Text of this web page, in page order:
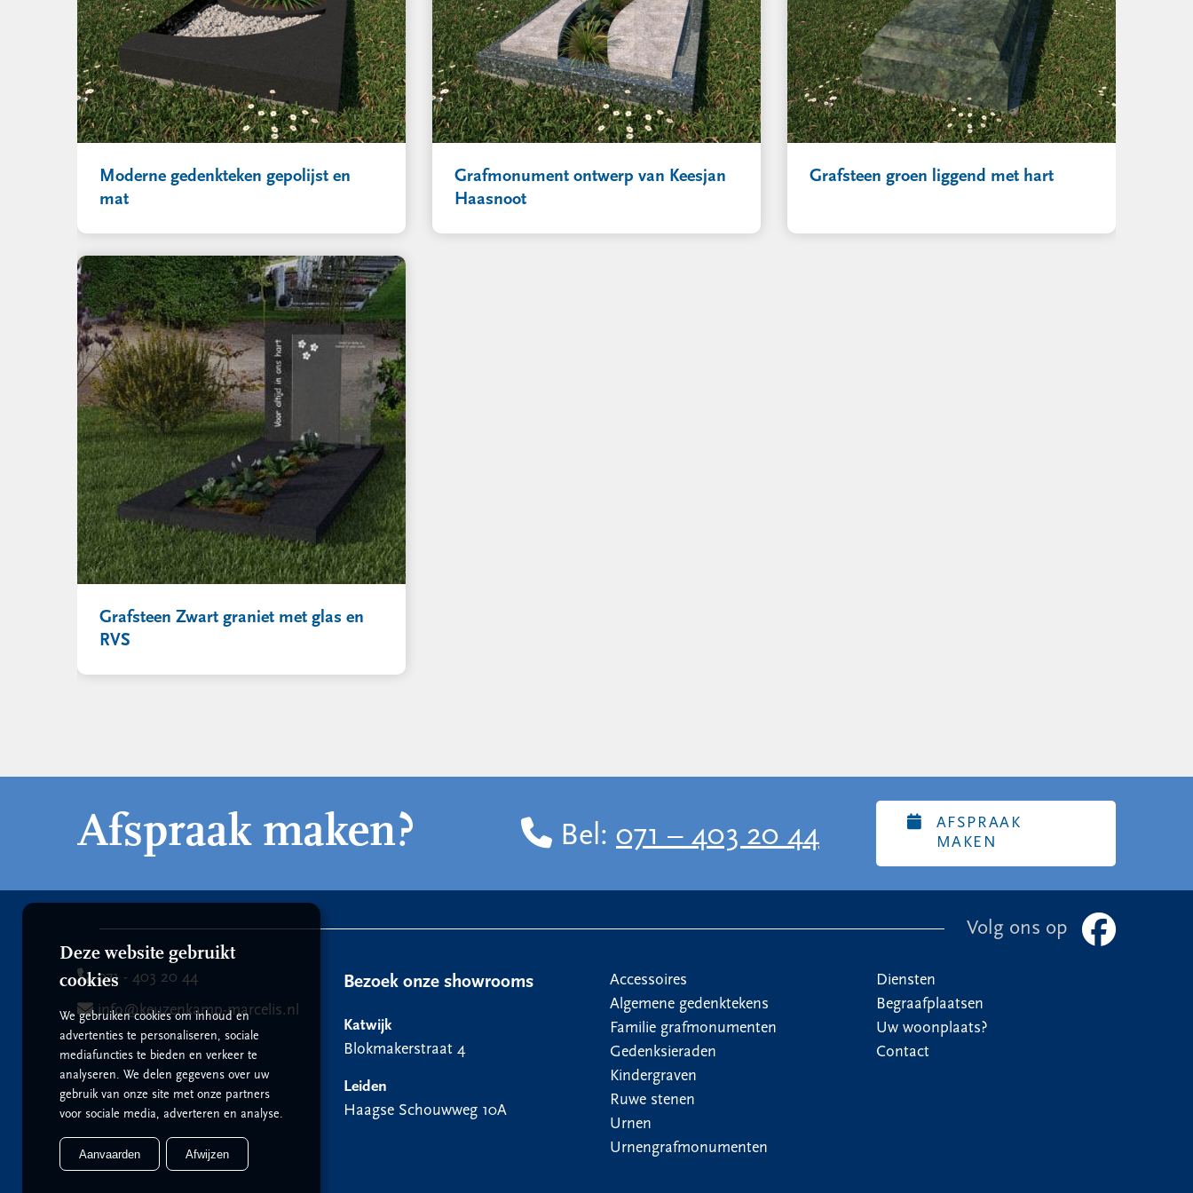
Moderne gedenkteken gepolijst en
mat
Grafmonument ontwerp van Keesjan
Haasnoot
Grafsteen groen liggend met hart
Grafsteen Zwart graniet met glas en
RVS
Afspraak maken? Bel: 071 – 403 20 44
AFSPRAAK
MAKEN
Volg ons op
071 - 403 20 44
info@keuzenkamp-marcelis.nl
Bezoek onze showrooms
Katwijk
Blokmakerstraat 4
Leiden
Haagse Schouwweg 10A
Accessoires
Algemene gedenktekens
Familie grafmonumenten
Gedenksieraden
Kindergraven
Ruwe stenen
Urnen
Urnengrafmonumenten
Diensten
Begraafplaatsen
Uw woonplaats?
Contact
Deze website gebruikt
cookies
We gebruiken cookies om inhoud en
advertenties te personaliseren, sociale
mediafuncties te bieden en verkeer te
analyseren. We delen gegevens over uw
gebruik van onze site met onze partners
voor sociale media, adverteren en analyse.
Aanvaarden Afwijzen